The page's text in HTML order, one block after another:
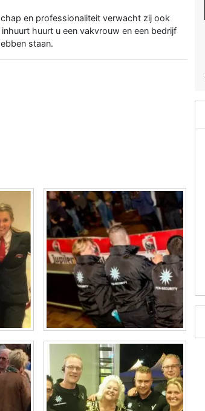
en professionaliteit verwacht zij ook
huurt u een vakvrouw en een bedrijf
staan.